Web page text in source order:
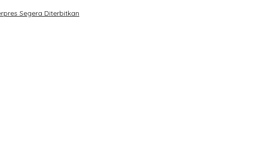
Segera Diterbitkan